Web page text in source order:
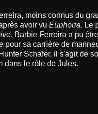
moins connus du
avoir vu Euphoria. Le
. Barbie Ferreira a pu
pour sa carrière de
Schafer, il s'agit de
dans le rôle de Jules.